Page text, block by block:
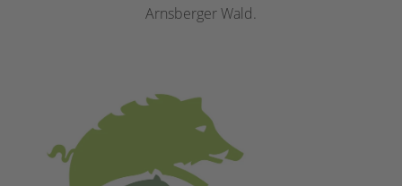
Arnsberger Wald.